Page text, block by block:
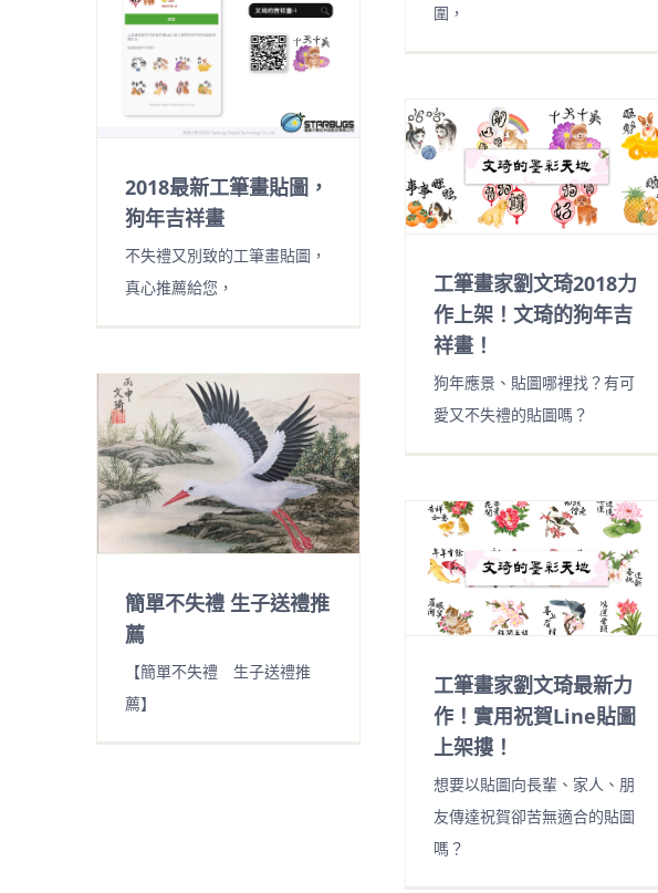
圍，
2018最新工筆畫貼圖，
狗年吉祥畫
不失禮又別致的工筆畫貼圖，
真心推薦給您，
工筆畫家劉文琦2018力
作上架！文琦的狗年吉
祥畫！
狗年應景、貼圖哪裡找？有可
愛又不失禮的貼圖嗎？
簡單不失禮 生子送禮推
薦
【簡單不失禮 生子送禮推
薦】
工筆畫家劉文琦最新力
作！實用祝賀Line貼圖
上架摟！
想要以貼圖向長輩、家人、朋
友傳達祝賀卻苦無適合的貼圖
嗎？